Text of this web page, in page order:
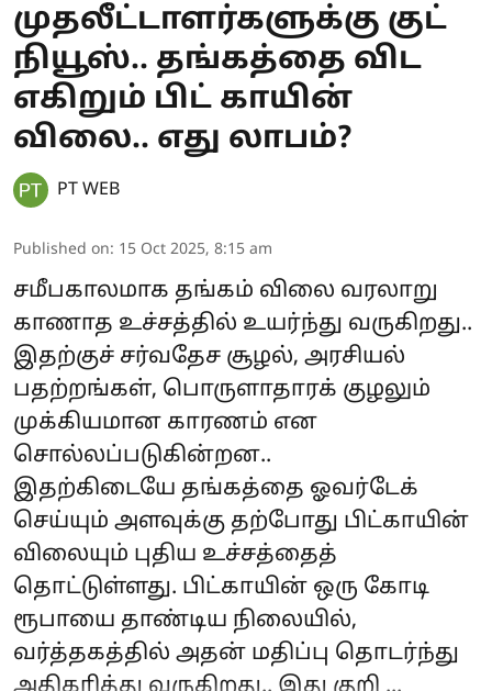
முதலீட்டாளர்களுக்கு குட்
நியூஸ்.. தங்கத்தை விட
எகிறும் பிட் காயின்
விலை.. எது லாபம்?
PT WEB
Published on: 15 Oct 2025, 8:15 am
சமீபகாலமாக தங்கம் விலை வரலாறு
காணாத உச்சத்தில் உயர்ந்து வருகிறது..
இதற்குச் சர்வதேச சூழல், அரசியல்
பதற்றங்கள், பொருளாதாரக் குழலும்
முக்கியமான காரணம் என
சொல்லப்படுகின்றன..
இதற்கிடையே தங்கத்தை ஓவர்டேக்
செய்யும் அளவுக்கு தற்போது பிட்காயின்
விலையும் புதிய உச்சத்தைத்
தொட்டுள்ளது. பிட்காயின் ஒரு கோடி
ரூபாயை தாண்டிய நிலையில்,
வர்த்தகத்தில் அதன் மதிப்பு தொடர்ந்து